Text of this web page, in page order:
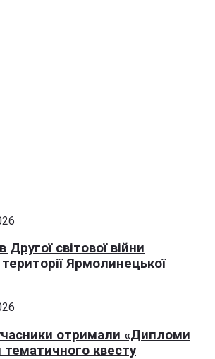
Другої світової війни
території Ярмолинецької
отримали «Дипломи
тематичного квесту